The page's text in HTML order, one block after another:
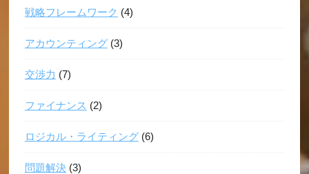
戦略フレームワーク (4)
アカウンティング(3)
交渉力 (7)
ファイナンス (2)
ロジカル・ライティング(6)
問題解決(3)